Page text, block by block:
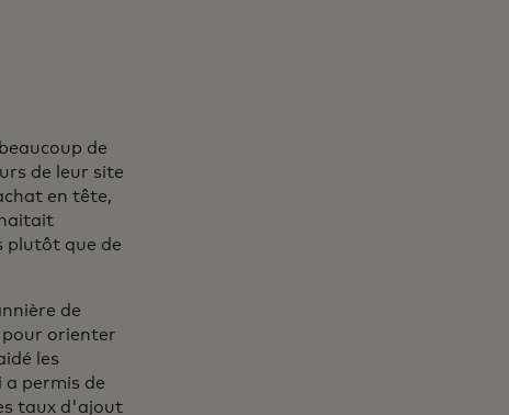
de
de leur site
en tête,
plutôt que de
de
pour orienter
les
permis de
taux d'ajout